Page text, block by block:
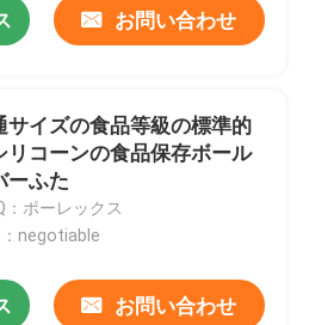
お問い合わせ
サイズの食品等級の標準的
リコーンの食品保存ボール
ーふた
：ポーレックス
negotiable
お問い合わせ